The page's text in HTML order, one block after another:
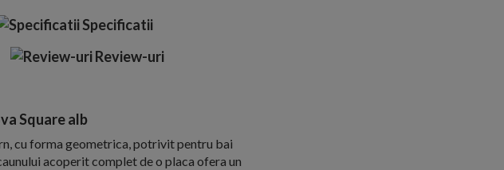
Specificatii
Review-uri
Square alb
cu forma geometrica, potrivit pentru bai
acoperit complet de o placa ofera un